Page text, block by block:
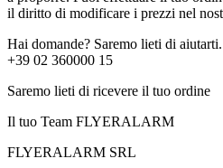
il diritto di modificare i prezzi nel
Hai domande? Saremo lieti di
+39 02 360000 15
Saremo lieti di ricevere il tuo ordine
Il tuo Team FLYERALARM
FLYERALARM SRL